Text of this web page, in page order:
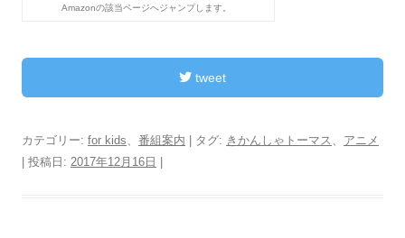
Amazonの該当ページへジャンプします。
tweet
カテゴリー: for kids、 番組案内 | タグ: きかんしゃトーマス 、 アニメ
| 投稿日: 2017年12月16日